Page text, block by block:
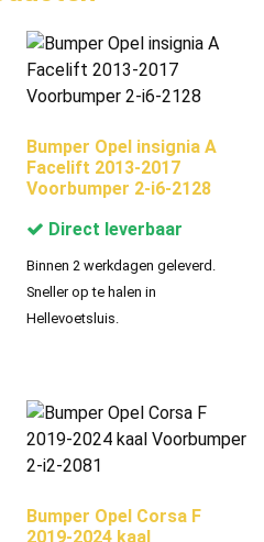
Bumper Opel insignia A
Facelift 2013-2017
Voorbumper 2-i6-2128
Direct leverbaar
Binnen 2 werkdagen geleverd.
Sneller op te halen in
Hellevoetsluis.
Bumper Opel Corsa F
2019-2024 kaal